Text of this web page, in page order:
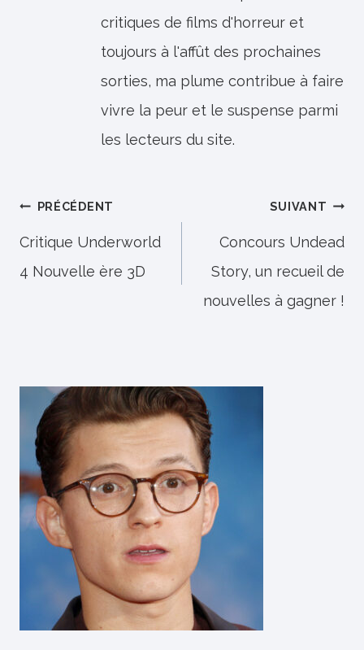
critiques de films d'horreur et
toujours à l'affût des prochaines
sorties, ma plume contribue à faire
vivre la peur et le suspense parmi
les lecteurs du site.
Navigation
de
l’article
PRÉCÉDENT
Critique Underworld
4 Nouvelle ère 3D
SUIVANT
Concours Undead
Story, un recueil de
nouvelles à gagner !